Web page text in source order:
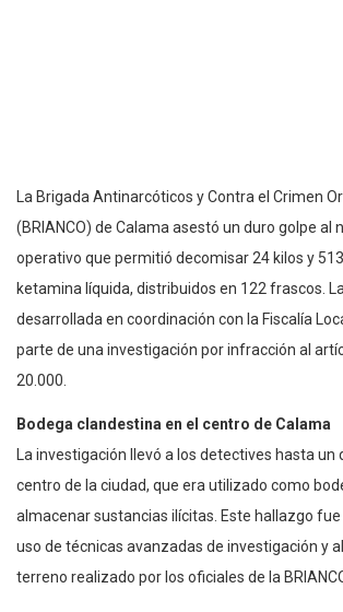
La Brigada Antinarcóticos y Contra el Crimen
(BRIANCO) de Calama asestó un duro golpe al
operativo que permitió decomisar 24 kilos y
ketamina líquida, distribuidos en 122 frascos.
desarrollada en coordinación con la Fiscalía
parte de una investigación por infracción al
20.000.
Bodega clandestina en el centro de Calama
La investigación llevó a los detectives hasta un
centro de la ciudad, que era utilizado como
almacenar sustancias ilícitas. Este hallazgo fue
uso de técnicas avanzadas de investigación y
terreno realizado por los oficiales de la